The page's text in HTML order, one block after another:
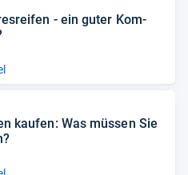
-​ ein guter Kom­
kau­fen: Was müs­sen Sie